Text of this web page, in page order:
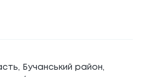
Бучанський район,